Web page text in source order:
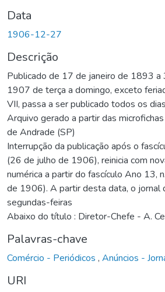
Data
1906-12-27
Descrição
Publicado de 17 de janeiro de 1893 a
1907 de terça a domingo, exceto
VII, passa a ser publicado todos os dias
Arquivo gerado a partir das
de Andrade (SP)
Interrupção da publicação após o
(26 de julho de 1906), reinicia com
numérica a partir do fascículo Ano 13,
de 1906). A partir desta data, o jornal
segundas-feiras
Abaixo do título : Diretor-Chefe - A.
Palavras-chave
Comércio - Periódicos , Anúncios -
URI